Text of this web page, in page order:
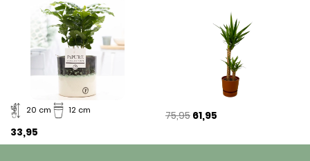
20 cm 12 cm
33,95
75,95 61,95